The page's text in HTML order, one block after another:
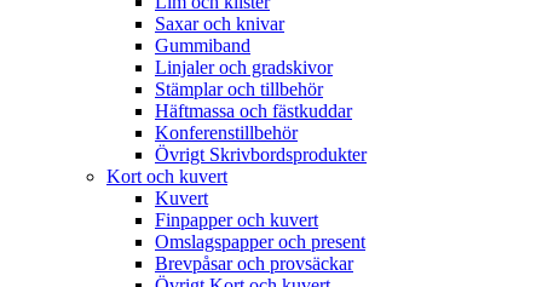
Saxar och knivar
Gummiband
Linjaler och gradskivor
Stämplar och tillbehör
Häftmassa och fästkuddar
Konferenstillbehör
Övrigt Skrivbordsprodukter
Kort och kuvert
Kuvert
Finpapper och kuvert
Omslagspapper och present
Brevpåsar och provsäckar